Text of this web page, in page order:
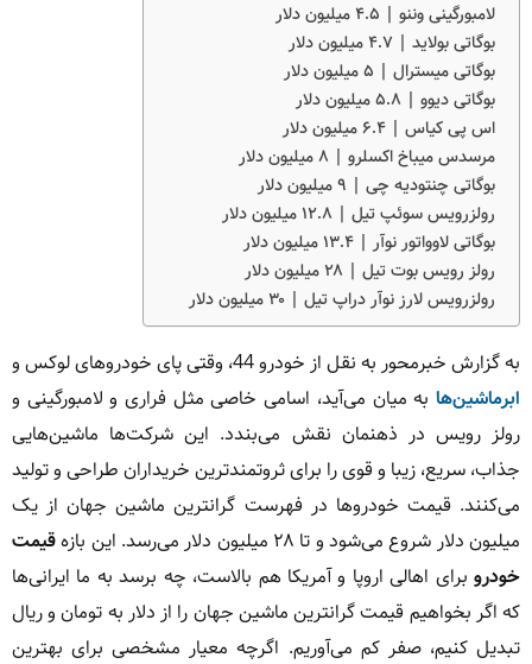
لامبورگینی وننو | ۴.۵ میلیون دلار
بوگاتی بولاید | ۴.۷ میلیون دلار
بوگاتی میسترال | ۵ میلیون دلار
بوگاتی دیوو | ۵.۸ میلیون دلار
اس پی کیاس | ۶.۴ میلیون دلار
مرسدس میباخ اکسلرو | ۸ میلیون دلار
بوگاتی چنتودیه چی | ۹ میلیون دلار
رولزرویس سوئپ تیل | ۱۲.۸ میلیون دلار
بوگاتی لاوواتور نوآر | ۱۳.۴ میلیون دلار
رولز رویس بوت تیل | ۲۸ میلیون دلار
رولزرویس لارز نوآر دراپ تیل | ۳۰ میلیون دلار
به گزارش خبرمحور به نقل از خودرو 44، وقتی پای خودروهای لوکس و
ابرماشین‌ها به میان می‌آید، اسامی خاصی مثل فراری و لامبورگینی و
رولز رویس در ذهنمان نقش می‌بندد. این شرکت‌ها ماشین‌هایی
جذاب، سریع، زیبا و قوی را برای ثروتمندترین خریداران طراحی و تولید
می‌کنند. قیمت خودروها در فهرست گرانترین ماشین جهان از یک
میلیون دلار شروع می‌شود و تا ۲۸ میلیون دلار می‌رسد. این بازه
قیمت
خودرو برای اهالی اروپا و آمریکا هم بالاست، چه برسد به ما ایرانی‌ها
که اگر بخواهیم قیمت گرانترین ماشین جهان را از دلار به تومان و ریال
تبدیل کنیم، صفر کم می‌آوریم. اگرچه معیار مشخصی برای بهترین